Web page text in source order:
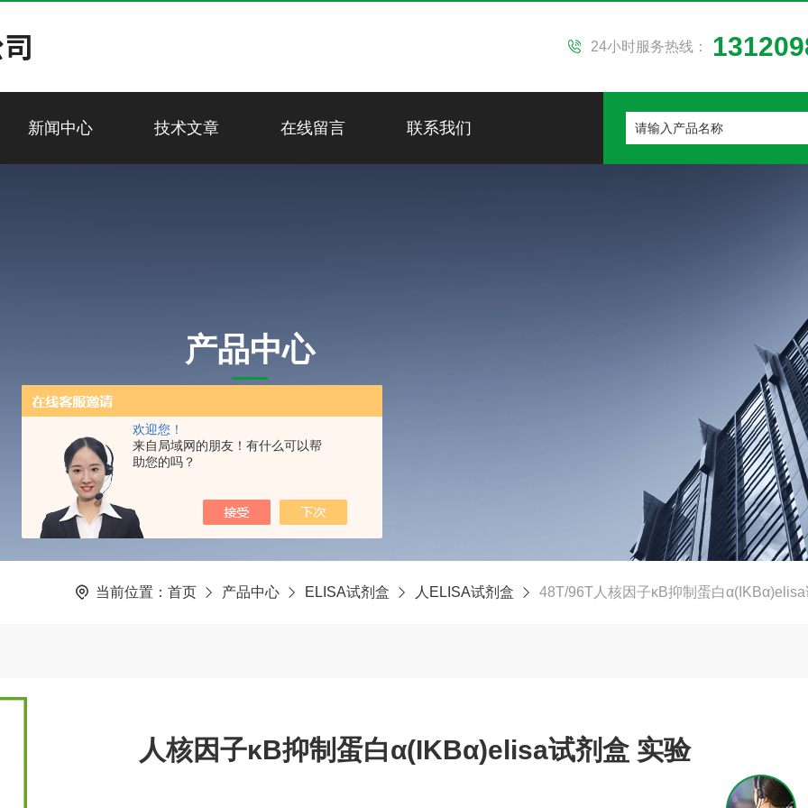
欢迎您！
来自局域网的朋友！有什么可以帮
助您的吗？
24小时服务热线：
新闻中心 技术文章 在线留言 联系我们
产品中心
当前位置： 首页 产品中心 ELISA试剂盒 人ELISA试剂盒 48T/96T人核因子κB抑制蛋白
人核因子κB抑制蛋白α(IKBα)elisa试剂盒 实验